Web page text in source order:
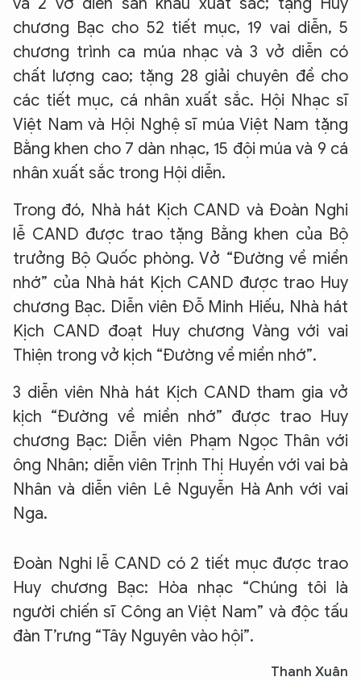
chương Bạc cho 52 tiết mục, 19 vai diễn, 5
chương trình ca múa nhạc và 3 vở diễn có
chất lượng cao; tặng 28 giải chuyên đề cho
các tiết mục, cá nhân xuất sắc. Hội Nhạc sĩ
Việt Nam và Hội Nghệ sĩ múa Việt Nam tặng
Bằng khen cho 7 dàn nhạc, 15 đội múa và 9 cá
nhân xuất sắc trong Hội diễn.
Trong đó, Nhà hát Kịch CAND và Đoàn Nghi
lễ CAND được trao tặng Bằng khen của Bộ
trưởng Bộ Quốc phòng. Vở “Đường về miền
nhớ” của Nhà hát Kịch CAND được trao Huy
chương Bạc. Diễn viên Đỗ Minh Hiếu, Nhà hát
Kịch CAND đoạt Huy chương Vàng với vai
Thiện trong vở kịch “Đường về miền nhớ”.
3 diễn viên Nhà hát Kịch CAND tham gia vở
kịch “Đường về miền nhớ” được trao Huy
chương Bạc: Diễn viên Phạm Ngọc Thân với
ông Nhân; diễn viên Trịnh Thị Huyền với vai bà
Nhân và diễn viên Lê Nguyễn Hà Anh với vai
Nga.
Đoàn Nghi lễ CAND có 2 tiết mục được trao
Huy chương Bạc: Hòa nhạc “Chúng tôi là
người chiến sĩ Công an Việt Nam” và độc tấu
đàn T’rưng “Tây Nguyên vào hội”.
Thanh Xuân